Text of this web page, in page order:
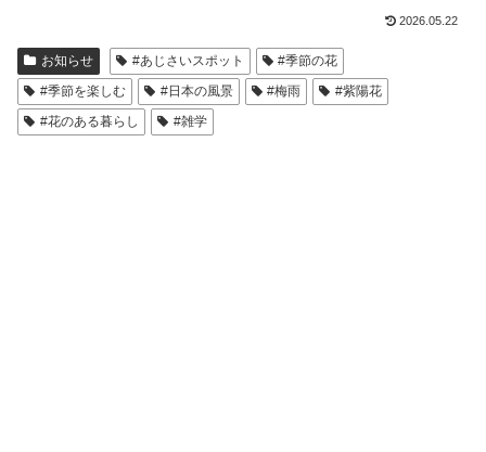
2026.05.22
お知らせ #あじさいスポット
#季節の花
#季節を楽しむ
#日本の風景 #梅雨
#紫陽花
#花のある暮らし
#雑学